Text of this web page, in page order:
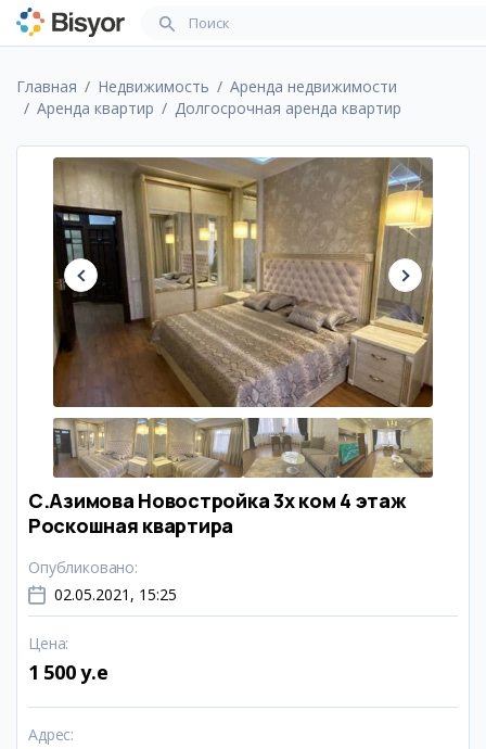
Главная Недвижимость
Аренда недвижимости
Аренда квартир
Долгосрочная аренда квартир
С.Азимова Новостройка 3х ком 4 этаж
Роскошная квартира
Опубликовано:
02.05.2021, 15:25
Цена:
1 500 y.e
Адрес: